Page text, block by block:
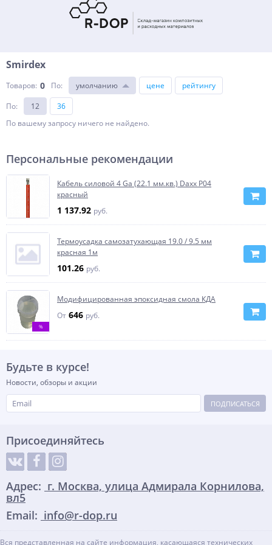
Smirdex
Товаров: 0 По: умолчанию цене
рейтингу
По: 12
36
По вашему запросу ничего не найдено.
Персональные рекомендации
Кабель силовой 4 Ga (22.1 мм.кв.) Daxx P04
красный
1 137.92 руб.
Термоусадка самозатухающая 19.0 / 9.5 мм
красная 1м
101.26 руб.
%
Модифицированная эпоксидная смола КДА
От 646 руб.
Будьте в курсе!
Новости, обзоры и акции
ПОДПИСАТЬСЯ
Присоединяйтесь
Адрес: г. Москва, улица Адмирала Корнилова,
вл5
Email: info@r-dop.ru
Вся представленная на сайте информация, касающаяся технических